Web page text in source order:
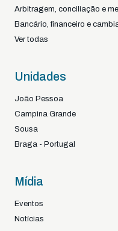
Arbitragem, conciliação e
Bancário, financeiro e
Ver todas
Unidades
João Pessoa
Campina Grande
Sousa
Braga - Portugal
Mídia
Eventos
Notícias